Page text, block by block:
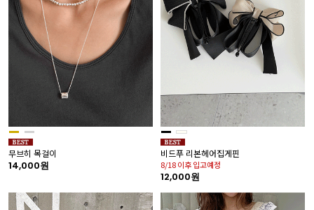
무브히 목걸이
14,000원
비드푸 리본헤어집게핀
8/18 이후 입고예정
12,000원